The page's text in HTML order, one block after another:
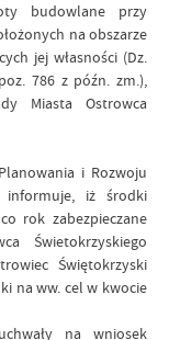
budowlane przy
na obszarze
jej własności (Dz.
786 z późn. zm.),
Miasta Ostrowca
i Rozwoju
informuje, iż środki
rok zabezpieczane
Świetokrzyskiego
Świętokrzyski
na ww. cel w kwocie
na wniosek